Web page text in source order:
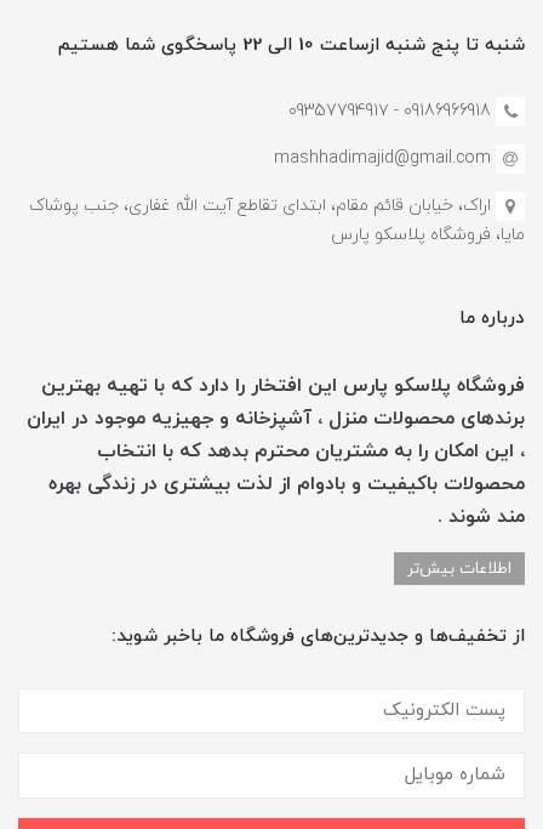
شنبه تا پنج شنبه ازساعت 10 الی 22 پاسخگوی شما هستیم
09186966918 - 0935779491۷
mashhadimajid@gmail.com
اراک، خیابان قائم مقام، ابتدای تقاطع آیت الله غفاری، جنب پوشاک
مایا، فروشگاه پلاسکو پارس
درباره ما
فروشگاه پلاسکو پارس این افتخار را دارد که با تهیه بهترین
برندهای محصولات منزل ، آشپزخانه و جهیزیه موجود در ایران
، این امکان را به مشتریان محترم بدهد که با انتخاب
محصولات باکیفیت و بادوام از لذت بیشتری در زندگی بهره
مند شوند .
اطلاعات بیش‌تر
از تخفیف‌ها و جدیدترین‌های فروشگاه ما باخبر شوید: